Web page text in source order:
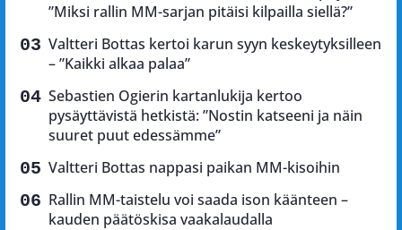
”Miksi rallin MM-sarjan pitäisi kilpailla siellä?”
Valtteri Bottas kertoi karun syyn keskeytyksilleen
– ”Kaikki alkaa palaa”
Sebastien Ogierin kartanlukija kertoo
pysäyttävistä hetkistä: ”Nostin katseeni ja näin
suuret puut edessämme”
Valtteri Bottas nappasi paikan MM-kisoihin
Rallin MM-taistelu voi saada ison käänteen –
kauden päätöskisa vaakalaudalla